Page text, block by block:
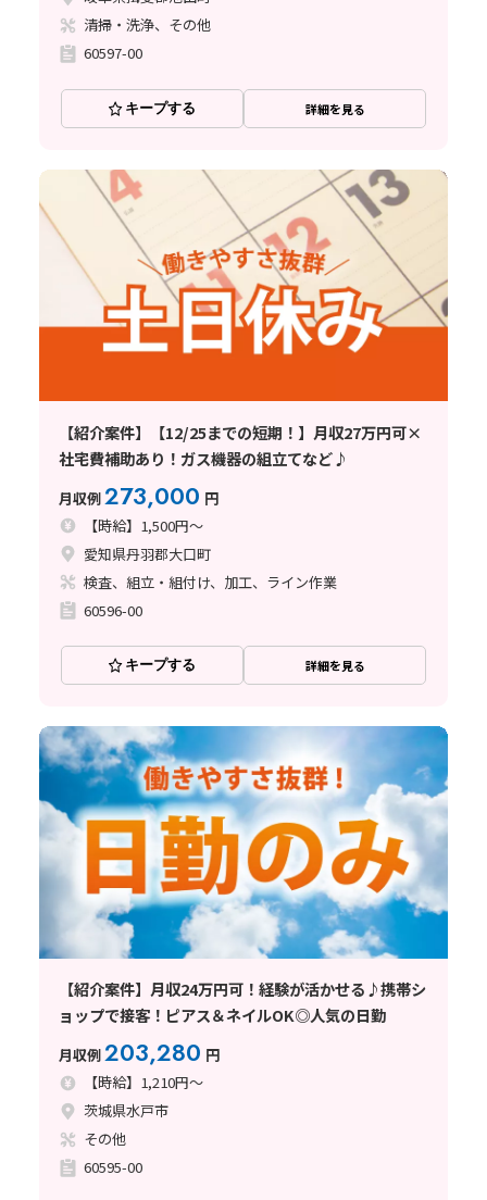
清掃・洗浄、その他
60597-00
キープする 詳細を見る
【紹介案件】【12/25までの短期！】月収27万円可×
社宅費補助あり！ガス機器の組立てなど♪
月収例273,000 円
【時給】1,500円～
愛知県丹羽郡大口町
検査、組立・組付け、加工、ライン作業
60596-00
キープする 詳細を見る
【紹介案件】月収24万円可！経験が活かせる♪携帯シ
ョップで接客！ピアス＆ネイルOK◎人気の日勤
月収例203,280 円
【時給】1,210円～
茨城県水戸市
その他
60595-00